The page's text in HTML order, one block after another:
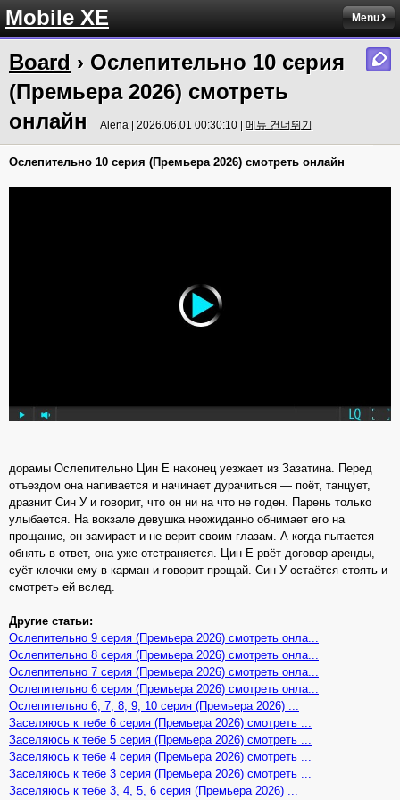
Mobile XE Menu
Board › Ослепительно 10 серия
(Премьера 2026) смотреть
онлайн
Alena | 2026.06.01 00:30:10 | 메뉴 건너뛰기
Ослепительно 10 серия (Премьера 2026) смотреть онлайн
дорамы Ослепительно Цин Е наконец уезжает из Зазатина. Перед
отъездом она напивается и начинает дурачиться — поёт, танцует,
дразнит Син У и говорит, что он ни на что не годен. Парень только
улыбается. На вокзале девушка неожиданно обнимает его на
прощание, он замирает и не верит своим глазам. А когда пытается
обнять в ответ, она уже отстраняется. Цин Е рвёт договор аренды,
суёт клочки ему в карман и говорит прощай. Син У остаётся стоять и
смотреть ей вслед.
Другие статьи:
Ослепительно 9 серия (Премьера 2026) смотреть онла...
Ослепительно 8 серия (Премьера 2026) смотреть онла...
Ослепительно 7 серия (Премьера 2026) смотреть онла...
Ослепительно 6 серия (Премьера 2026) смотреть онла...
Ослепительно 6, 7, 8, 9, 10 серия (Премьера 2026) ...
Заселяюсь к тебе 6 серия (Премьера 2026) смотреть ...
Заселяюсь к тебе 5 серия (Премьера 2026) смотреть ...
Заселяюсь к тебе 4 серия (Премьера 2026) смотреть ...
Заселяюсь к тебе 3 серия (Премьера 2026) смотреть ...
Заселяюсь к тебе 3, 4, 5, 6 серия (Премьера 2026) ...